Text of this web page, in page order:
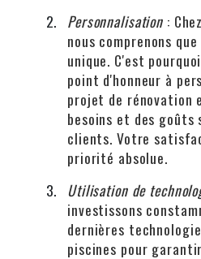
Personnalisation :
nous comprenons
unique. C'est
point d'honneur à
projet de rénovation
besoins et des goûts
clients. Votre
priorité absolue.
Utilisation de
investissons
dernières
piscines pour